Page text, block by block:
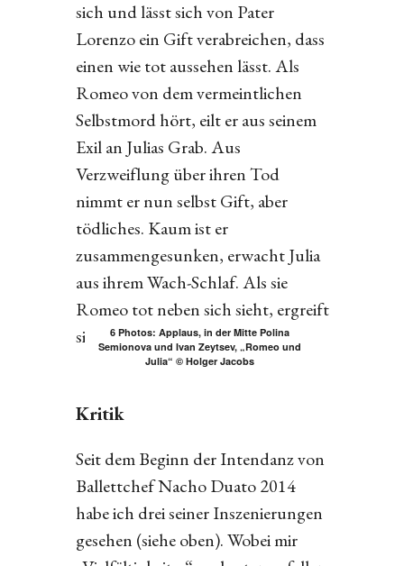
sich und lässt sich von Pater
Lorenzo ein Gift verabreichen, dass
einen wie tot aussehen lässt. Als
Romeo von dem vermeintlichen
Selbstmord hört, eilt er aus seinem
Exil an Julias Grab. Aus
Verzweiflung über ihren Tod
nimmt er nun selbst Gift, aber
tödliches. Kaum ist er
zusammengesunken, erwacht Julia
aus ihrem Wach-Schlaf. Als sie
Romeo tot neben sich sieht, ergreift
sie einen Dolch und tötet sich.
6 Photos: Applaus, in der Mitte Polina
Semionova und Ivan Zeytsev, „Romeo und
Julia“ © Holger Jacobs
Kritik
Seit dem Beginn der Intendanz von
Ballettchef Nacho Duato 2014
habe ich drei seiner Inszenierungen
gesehen (siehe oben). Wobei mir